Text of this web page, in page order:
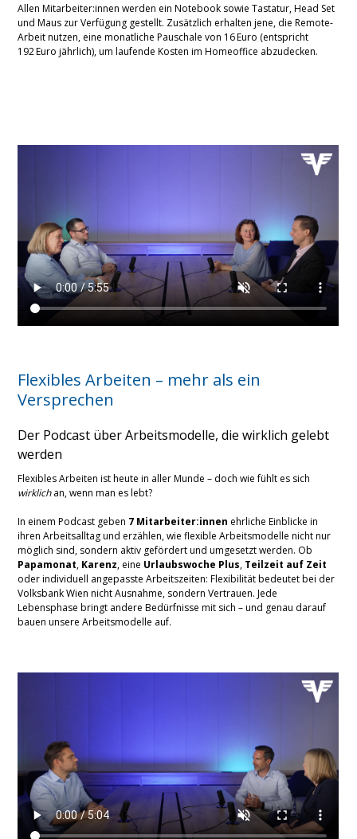
Allen Mitarbeiter:innen werden ein Notebook sowie Tastatur, Head Set
und Maus zur Verfügung gestellt. Zusätzlich erhalten jene, die Remote-
Arbeit nutzen, eine monatliche Pauschale von 16 Euro (entspricht
192 Euro jährlich), um laufende Kosten im Homeoffice abzudecken.
Flexibles Arbeiten – mehr als ein
Versprechen
Der Podcast über Arbeitsmodelle, die wirklich gelebt
werden
Flexibles Arbeiten ist heute in aller Munde – doch wie fühlt es sich
wirklichan, wenn man es lebt?
In einem Podcast geben 7 Mitarbeiter:innen ehrliche Einblicke in
ihren Arbeitsalltag und erzählen, wie flexible Arbeitsmodelle nicht nur
möglich sind, sondern aktiv gefördert und umgesetzt werden. Ob
Papamonat, Karenz, eine Urlaubswoche Plus, Teilzeit auf Zeit
oder individuell angepasste Arbeitszeiten: Flexibilität bedeutet bei der
Volksbank Wien nicht Ausnahme, sondern Vertrauen. Jede
Lebensphase bringt andere Bedürfnisse mit sich – und genau darauf
bauen unsere Arbeitsmodelle auf.